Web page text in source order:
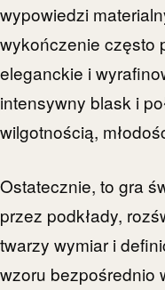
wypowiedzi
wykończenie często
eleganckie i
intensywny blask i
wilgotnością,
Ostatecznie, to gra
przez podkłady,
twarzy wymiar i
wzoru bezpośrednio